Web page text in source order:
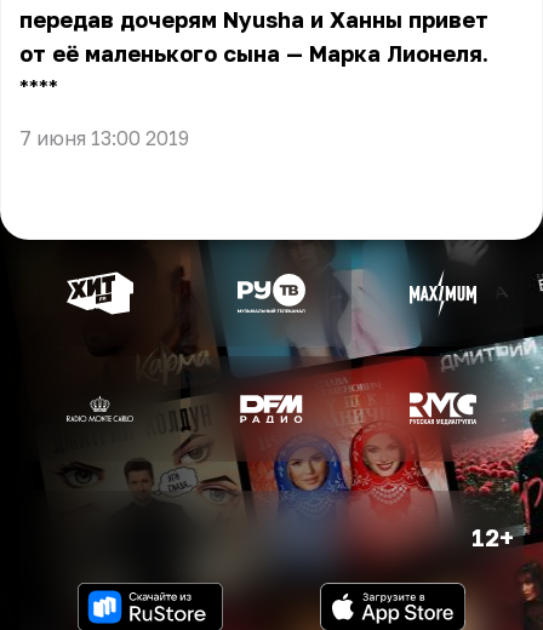
передав дочерям Nyusha и Ханны привет
от её маленького сына — Марка Лионеля.
** **
7 июня 13:00 2019
12+